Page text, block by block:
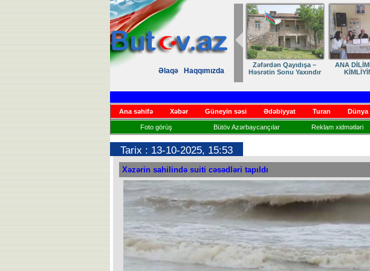
Əlaqə
Haqqımızda
Zəfərdən Qayıdışa –
Həsrətin Sonu Yaxındır
ANA
Ana səhifə Xəbər Güneyin səsi Ədəbiyyat Turan Dünya
Foto görüş Bütöv Azərbaycançılar Reklam xidmətləri
Tarix : 13-10-2025, 15:53
Xəzərin sahilində suiti cəsədləri tapıldı